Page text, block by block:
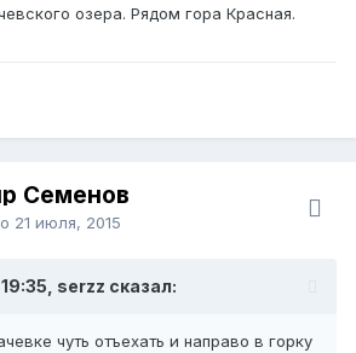
озера. Рядом гора Красная.
Семенов
21 июля, 2015
serzz сказал:
чуть отъехать и направо в горку